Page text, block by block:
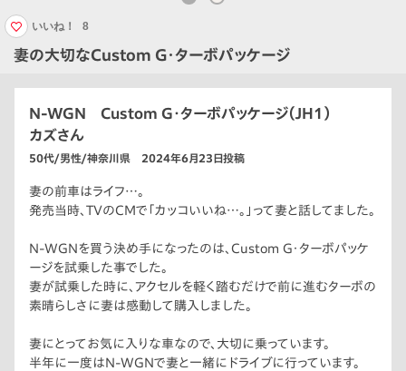
妻の大切なCustom G・ターボパッケージ
いいね！ 8
N-WGN Custom G・ターボパッケージ（JH1）
カズさん
50代/男性/神奈川県 2024年6月23日投稿
妻の前車はライフ…。
発売当時、TVのCMで「カッコいいね…。」って妻と話してました。
N-WGNを買う決め手になったのは、Custom G・ターボパッケ
ージを試乗した事でした。
妻が試乗した時に、アクセルを軽く踏むだけで前に進むターボの
素晴らしさに妻は感動して購入しました。
妻にとってお気に入りな車なので、大切に乗っています。
半年に一度はN-WGNで妻と一緒にドライブに行っています。